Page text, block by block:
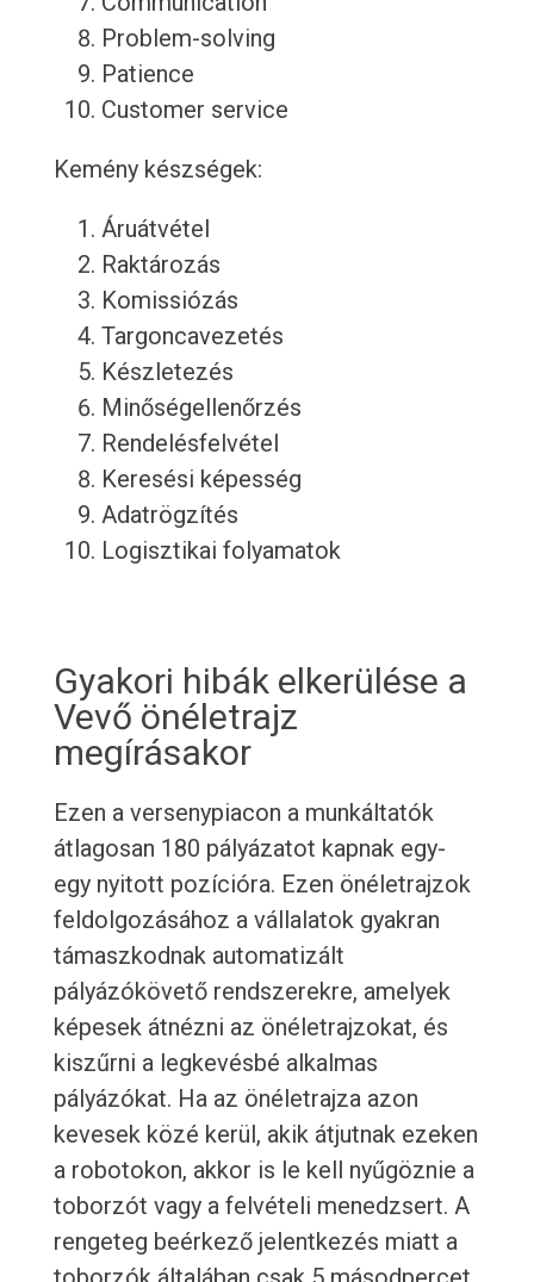
Problem-solving
Patience
Customer service
Kemény készségek:
Áruátvétel
Raktározás
Komissiózás
Targoncavezetés
Készletezés
Minőségellenőrzés
Rendelésfelvétel
Keresési képesség
Adatrögzítés
Logisztikai folyamatok
Gyakori hibák elkerülése a
Vevő önéletrajz
megírásakor
Ezen a versenypiacon a munkáltatók
átlagosan 180 pályázatot kapnak egy-
egy nyitott pozícióra. Ezen önéletrajzok
feldolgozásához a vállalatok gyakran
támaszkodnak automatizált
pályázókövető rendszerekre, amelyek
képesek átnézni az önéletrajzokat, és
kiszűrni a legkevésbé alkalmas
pályázókat. Ha az önéletrajza azon
kevesek közé kerül, akik átjutnak ezeken
a robotokon, akkor is le kell nyűgöznie a
toborzót vagy a felvételi menedzsert. A
rengeteg beérkező jelentkezés miatt a